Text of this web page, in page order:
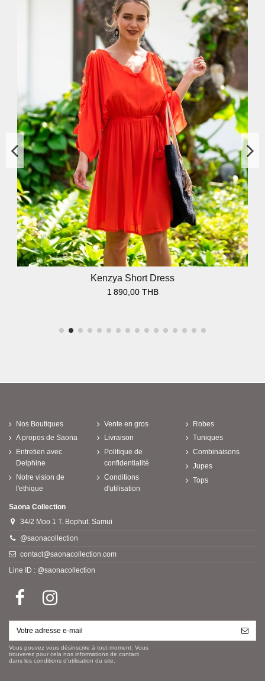
Kenzya Short Dress
1 890,00 THB
Nos Boutiques
A propos de Saona
Entretien avec
Delphine
Notre vision de
l'ethique
Vente en gros
Livraison
Politique de
confidentialité
Conditions
d'utilisation
Robes
Tuniques
Combinaisons
Jupes
Tops
Saona Collection
34/2 Moo 1 T. Bophut. Samui
@saonacollection
contact@saonacollection.com
Line ID : @saonacollection
Vous pouvez vous désinscrire à tout moment. Vous
trouverez pour cela nos informations de contact
dans les conditions d'utilisation du site.